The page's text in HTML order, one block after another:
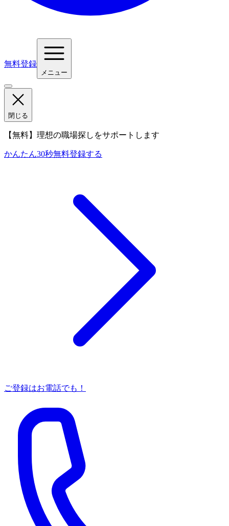
無料登録
メニュー
閉じる
【無料】理想の職場探しをサポートします
かんたん30秒無料登録する
ご登録はお電話でも！